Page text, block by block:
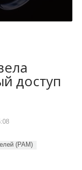
доступ
(PAM)